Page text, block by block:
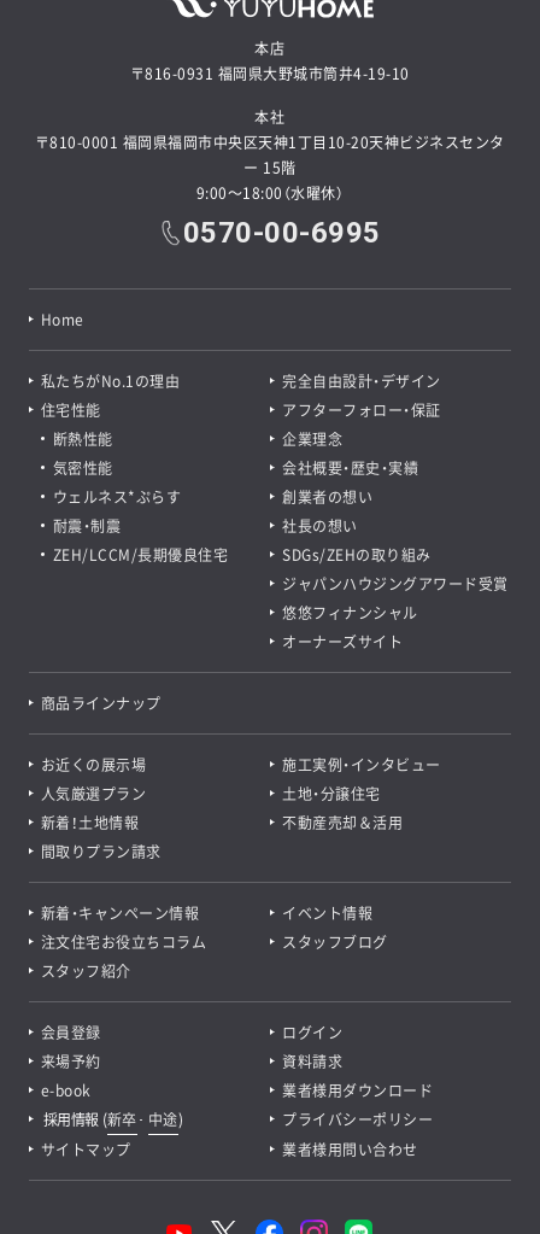
本店
〒816-0931 福岡県大野城市筒井4-19-10
本社
〒810-0001 福岡県福岡市中央区天神1丁目10-20天神ビジネスセンタ
ー 15階
9:00～18:00（水曜休）
0570-00-6995
Home
私たちがNo.1の理由
完全自由設計・デザイン
住宅性能
断熱性能
気密性能
ウェルネス*ぷらす
耐震・制震
ZEH/LCCM/長期優良住宅
アフターフォロー・保証
企業理念
会社概要・歴史・実績
創業者の想い
社長の想い
SDGs/ZEHの取り組み
ジャパンハウジングアワード受賞
悠悠フィナンシャル
オーナーズサイト
商品ラインナップ
お近くの展示場
施工実例・インタビュー
人気厳選プラン
土地・分譲住宅
新着！土地情報
不動産売却＆活用
間取りプラン請求
新着・キャンペーン情報
イベント情報
注文住宅お役立ちコラム
スタッフブログ
スタッフ紹介
会員登録
ログイン
来場予約
資料請求
e-book
業者様用ダウンロード
採用情報 (新卒･ 中途)
プライバシーポリシー
サイトマップ
業者様用問い合わせ